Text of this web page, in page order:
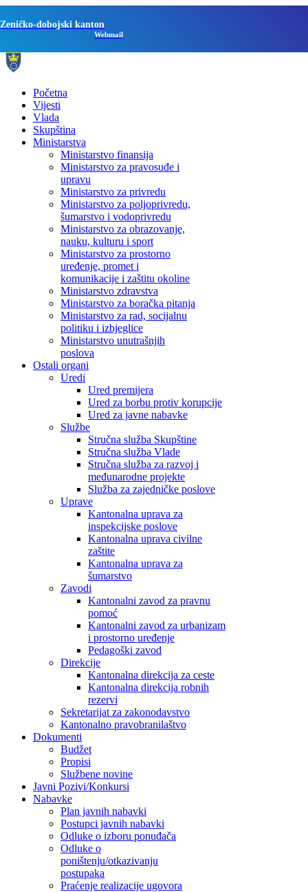
Zeničko-dobojski kanton
Webmail
Početna
Vijesti
Vlada
Skupština
Ministarstva
Ministarstvo finansija
Ministarstvo za pravosuđe i
upravu
Ministarstvo za privredu
Ministarstvo za poljoprivredu,
šumarstvo i vodoprivredu
Ministarstvo za obrazovanje,
nauku, kulturu i sport
Ministarstvo za prostorno
uređenje, promet i
komunikacije i zaštitu okoline
Ministarstvo zdravstva
Ministarstvo za boračka pitanja
Ministarstvo za rad, socijalnu
politiku i izbjeglice
Ministarstvo unutrašnjih
poslova
Ostali organi
Uredi
Ured premijera
Ured za borbu protiv korupcije
Ured za javne nabavke
Službe
Stručna služba Skupštine
Stručna služba Vlade
Stručna služba za razvoj i
međunarodne projekte
Služba za zajedničke poslove
Uprave
Kantonalna uprava za
inspekcijske poslove
Kantonalna uprava civilne
zaštite
Kantonalna uprava za
šumarstvo
Zavodi
Kantonalni zavod za pravnu
pomoć
Kantonalni zavod za urbanizam
i prostorno uređenje
Pedagoški zavod
Direkcije
Kantonalna direkcija za ceste
Kantonalna direkcija robnih
rezervi
Sekretarijat za zakonodavstvo
Kantonalno pravobranilaštvo
Dokumenti
Budžet
Propisi
Službene novine
Javni Pozivi/Konkursi
Nabavke
Plan javnih nabavki
Postupci javnih nabavki
Odluke o izboru ponuđača
Odluke o
poništenju/otkazivanju
postupaka
Praćenje realizacije ugovora